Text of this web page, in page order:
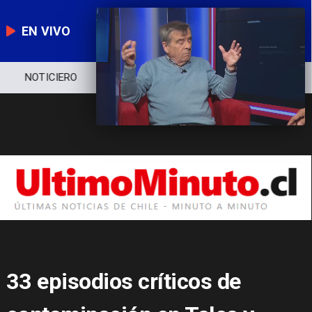
EN VIVO
NOTICIERO POLÍTICA ECONOMÍA
33 episodios críticos de